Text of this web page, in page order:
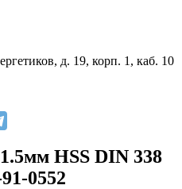
д. 19, корп. 1, каб. 10
HSS DIN 338
0552